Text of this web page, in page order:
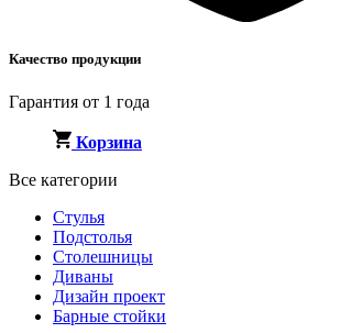
Качество продукции
Гарантия от 1 года
Корзина
Все категории
Стулья
Подстолья
Столешницы
Диваны
Дизайн проект
Барные стойки